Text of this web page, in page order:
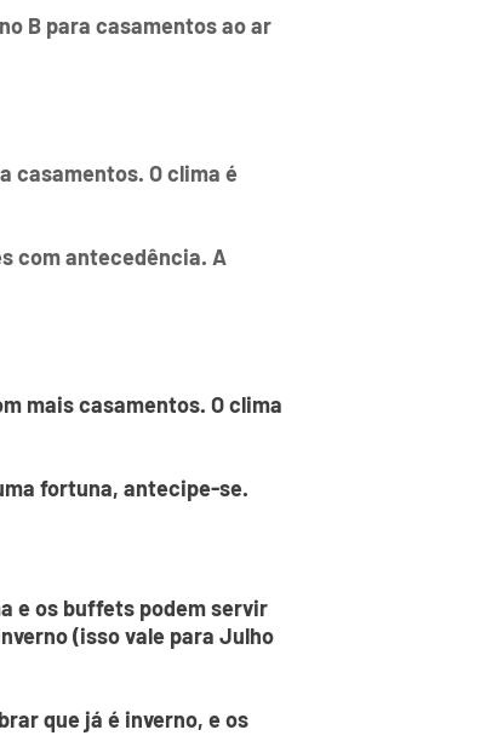
B para casamentos ao ar
casamentos. O clima é
com antecedência. A
mais casamentos. O clima
fortuna, antecipe-se.
e os buffets podem servir
(isso vale para Julho
que já é inverno, e os